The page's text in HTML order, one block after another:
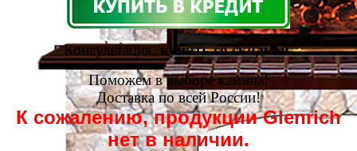
Консультация,купить со скидкой:
Поможем в выборе камина!
Доставка по всей России!
К сожалению, продукции Glenrich
нет в наличии.